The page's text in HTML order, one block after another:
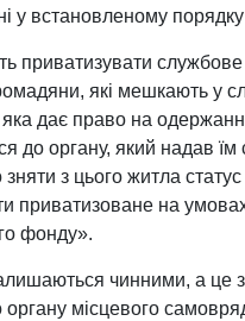
у встановленому
службове
які мешкають у
яка дає право на
до органу, який надав
з цього житла
приватизоване на
фонду».
чинними, а це
місцевого